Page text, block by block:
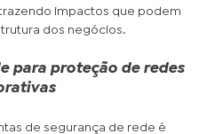
impactos que podem
dos negócios.
para proteção de redes
de segurança de rede é